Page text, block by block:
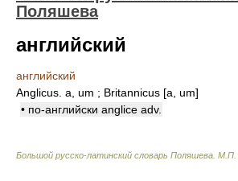
Поляшева
английский
английский
Anglicus. a, um ; Britannicus [a, um]
• по-английски anglice adv.
Большой русско-латинский словарь Поляшева М.П.